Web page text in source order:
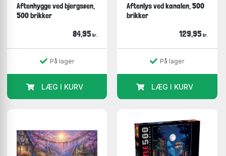
Aftenhygge ved bjergsøen,
500 brikker
84,95 kr.
På lager
LÆG I KURV
Aftenlys ved kanalen, 500
brikker
129,95 kr.
På lager
LÆG I KURV